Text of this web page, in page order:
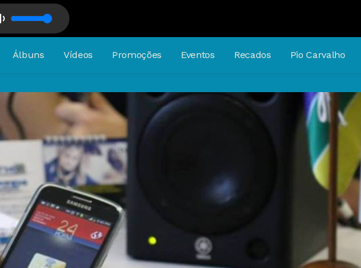
Álbuns Vídeos Promoções Eventos Recados Pio Carvalho